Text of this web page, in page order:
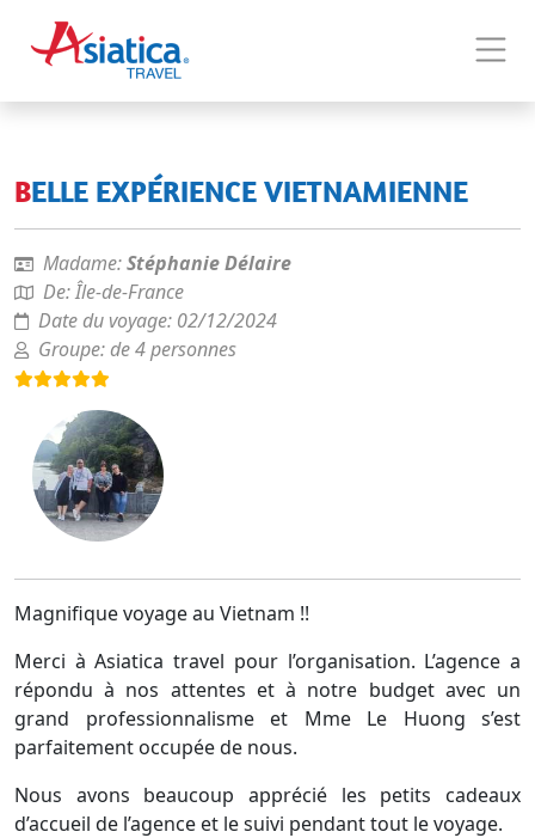
BELLE EXPÉRIENCE VIETNAMIENNE
Madame:Stéphanie Délaire
De:Île-de-France
Date du voyage: 02/12/2024
Groupe:de 4 personnes
Magnifique voyage au Vietnam !!
Merci à Asiatica travel pour l’organisation. L’agence a
répondu à nos attentes et à notre budget avec un
grand professionnalisme et Mme Le Huong s’est
parfaitement occupée de nous.
Nous avons beaucoup apprécié les petits cadeaux
d’accueil de l’agence et le suivi pendant tout le voyage.